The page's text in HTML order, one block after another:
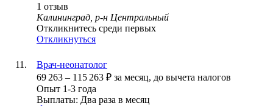
1 отзыв
Калининград, р-н Центральный
Откликнитесь среди первых
Откликнуться
Врач-неонатолог
69 263 – 115 263 ₽ за месяц, до вычета налогов
Опыт 1-3 года
Выплаты: Два раза в месяц